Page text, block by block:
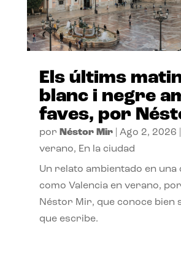
Els últims
blanc i negre
faves, por
por Néstor Mir| Ago 2, 2026
verano, En la ciudad
Un relato ambientado en una
como Valencia en verano,
Néstor Mir, que conoce bien
que escribe.